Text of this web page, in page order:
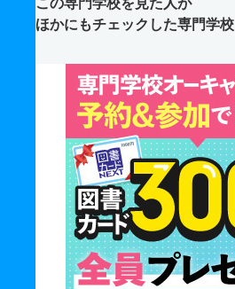
この専門学校を見た人が
ほかにもチェックした専門学校